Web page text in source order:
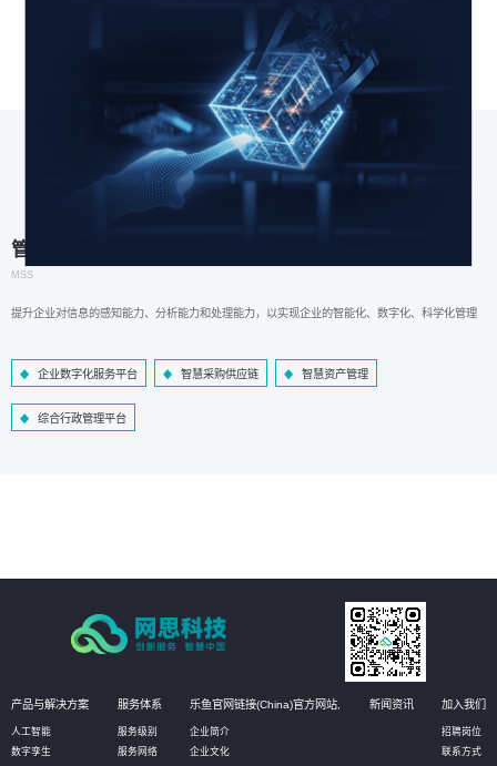
管理信息系统
MSS
提升企业对信息的感知能力、分析能力和处理能力，以实现企业的智能化、数字化、科学化管理
企业数字化服务平台 智慧采购供应链 智慧资产管理
综合行政管理平台
产品与解决方案
人工智能
数字孪生
服务体系
服务级别
服务网络
乐鱼官网链接(China)官方网站,
企业简介
企业文化
新闻资讯 加入我们
招聘岗位
联系方式